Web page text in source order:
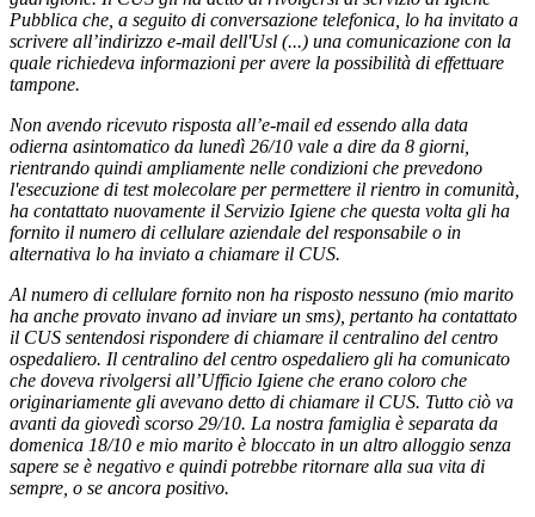
Pubblica che, a seguito di conversazione telefonica, lo ha invitato a
scrivere all’indirizzo e-mail dell'Usl (...) una comunicazione con la
quale richiedeva informazioni per avere la possibilità di effettuare
tampone.
Non avendo ricevuto risposta all’e-mail ed essendo alla data
odierna asintomatico da lunedì 26/10 vale a dire da 8 giorni,
rientrando quindi ampliamente nelle condizioni che prevedono
l'esecuzione di test molecolare per permettere il rientro in comunità,
ha contattato nuovamente il Servizio Igiene che questa volta gli ha
fornito il numero di cellulare aziendale del responsabile o in
alternativa lo ha inviato a chiamare il CUS.
Al numero di cellulare fornito non ha risposto nessuno (mio marito
ha anche provato invano ad inviare un sms), pertanto ha contattato
il CUS sentendosi rispondere di chiamare il centralino del centro
ospedaliero. Il centralino del centro ospedaliero gli ha comunicato
che doveva rivolgersi all’Ufficio Igiene che erano coloro che
originariamente gli avevano detto di chiamare il CUS. Tutto ciò va
avanti da giovedì scorso 29/10. La nostra famiglia è separata da
domenica 18/10 e mio marito è bloccato in un altro alloggio senza
sapere se è negativo e quindi potrebbe ritornare alla sua vita di
sempre, o se ancora positivo.